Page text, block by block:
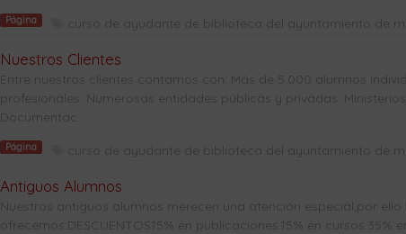
Página curso de ayudante de biblioteca del ayuntamiento de
Nuestros Clientes
Entre nuestros clientes contamos con: Más de 5.000 alumnos
profesionales. Numerosas entidades públicas y privadas:
Documentac...
Página curso de ayudante de biblioteca del ayuntamiento de
Antiguos Alumnos
Nuestros antiguos alumnos merecen una atención especial,por ello
ofrecemos:DESCUENTOS15% en publicaciones.15% en cursos.35%